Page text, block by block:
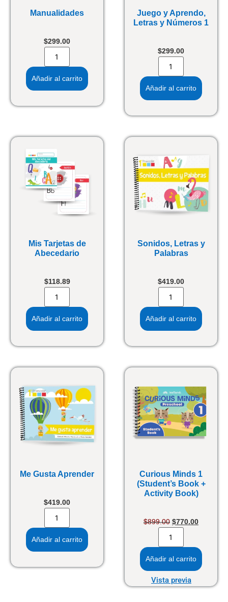
Manualidades
$299.00
Añadir al carrito
Juego y Aprendo,
Letras y Números 1
$299.00
Añadir al carrito
Mis Tarjetas de
Abecedario
$118.89
Añadir al carrito
Sonidos, Letras y
Palabras
$419.00
Añadir al carrito
Me Gusta Aprender
$419.00
Añadir al carrito
Curious Minds 1
(Student’s Book +
Activity Book)
Vista previa
$899.00 $770.00
Añadir al carrito